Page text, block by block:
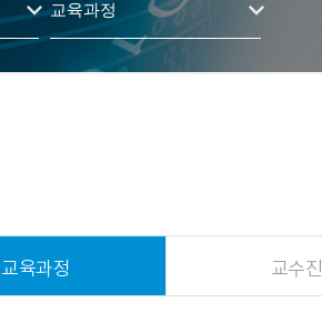
교육과정
교육과정 교수진